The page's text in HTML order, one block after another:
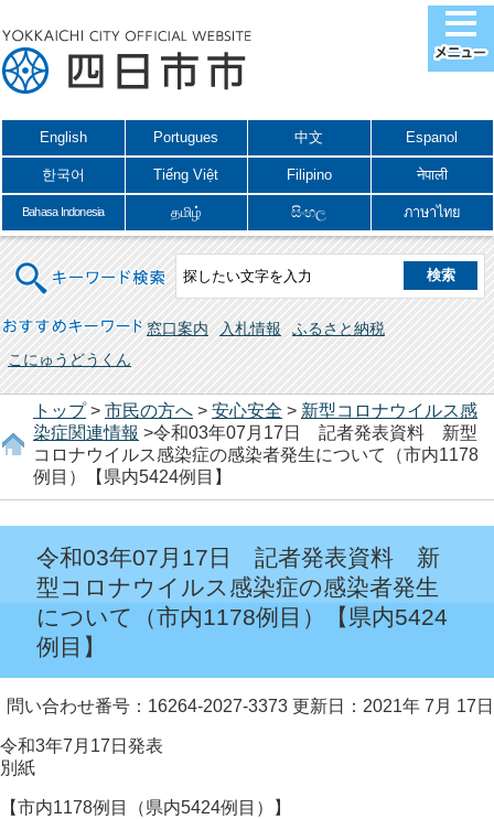
English Portugues 中文 Espanol
한국어 Tiếng Việt Filipino नेपाली
Bahasa Indonesia தமிழ் සිංහල ภาษาไทย
キーワード検索
おすすめキーワード 窓口案内 入札情報
ふるさと納税
こにゅうどうくん
トップ> 市民の方へ > 安心安全 > 新型コロナウイルス感
染症関連情報 >令和03年07月17日 記者発表資料 新型
コロナウイルス感染症の感染者発生について（市内1178
例目）【県内5424例目】
令和03年07月17日 記者発表資料 新
型コロナウイルス感染症の感染者発生
について（市内1178例目）【県内5424
例目】
問い合わせ番号：16264-2027-3373 更新日：2021年 7月 17日
令和3年7月17日発表
別紙
【市内1178例目（県内5424例目）】